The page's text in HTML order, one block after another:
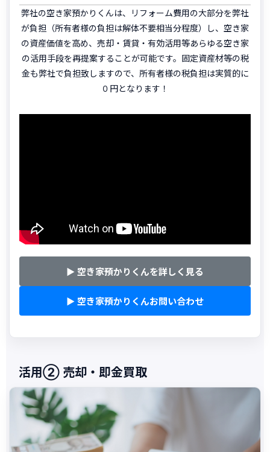
弊社の空き家預かりくんは、リフォーム費用の大部分を弊社
が負担（所有者様の負担は解体不要相当分程度）し、空き家
の資産価値を高め、売却・賃貸・有効活用等あらゆる空き家
の活用手段を再提案することが可能です。固定資産材等の税
金も弊社で負担致しますので、所有者様の税負担は実質的に
０円となります！
▶ 空き家預かりくんを詳しく見る
▶ 空き家預かりくんお問い合わせ
活用② 売却・即金買取